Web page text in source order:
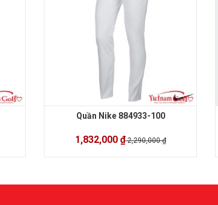
Quần Nike 884933-100
1,832,000 ₫2,290,000 ₫